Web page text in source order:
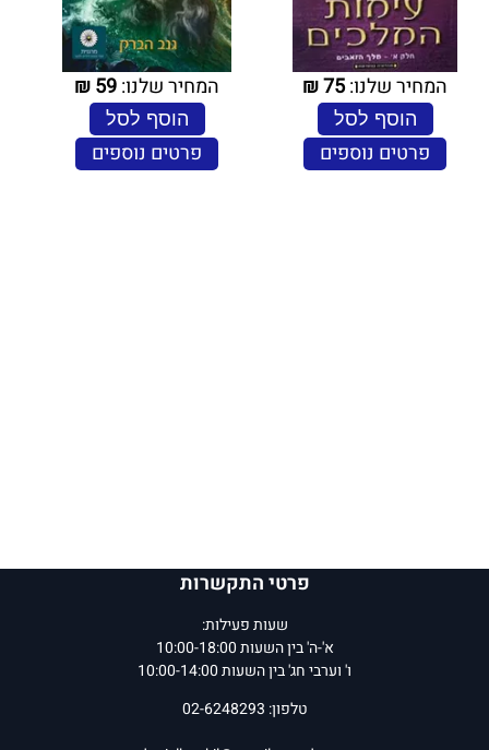
המחיר שלנו:75
₪
הוסף לסל
פרטים נוספים
המחיר שלנו:59
₪
הוסף לסל
פרטים נוספים
פרטי התקשרות
שעות פעילות:
א'-ה' בין השעות 10:00-18:00
ו' וערבי חג' בין השעות 10:00-14:00
טלפון: 02-6248293